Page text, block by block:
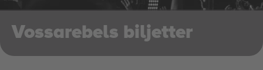
Vossarebels biljetter